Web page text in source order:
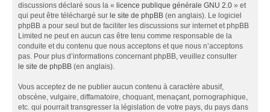
discussions déclaré sous la « licence publique générale GNU 2.0 » et
qui peut être téléchargé sur le site de phpBB (en anglais). Le logiciel
phpBB a pour seul but de faciliter les discussions sur internet et phpBB
Limited ne peut en aucun cas être tenu comme responsable de la
conduite et du contenu que nous acceptons et que nous n’acceptons
pas. Pour plus d’informations concernant phpBB, veuillez consulter
le site de phpBB (en anglais).
Vous acceptez de ne publier aucun contenu à caractère abusif,
obscène, vulgaire, diffamatoire, choquant, menaçant, pornographique,
etc. qui pourrait transgresser la législation de votre pays, du pays dans